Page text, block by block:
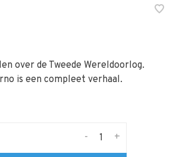
over de Tweede Wereldoorlog.
is een compleet verhaal.
+
-